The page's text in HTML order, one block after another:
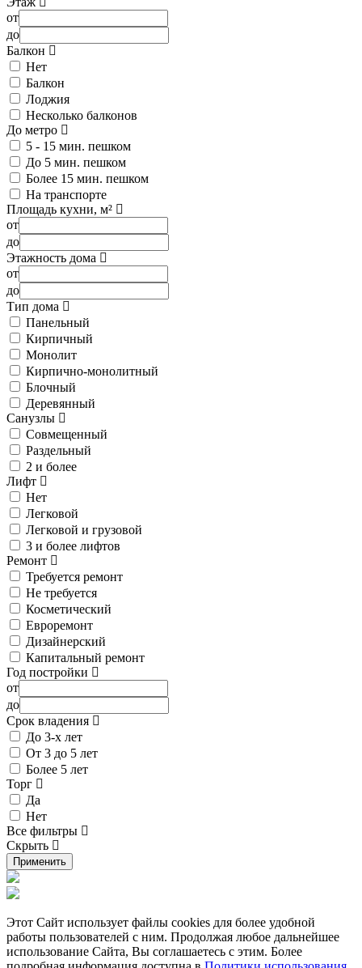
от
до
Балкон
Нет
Балкон
Лоджия
Несколько балконов
До метро
5 - 15 мин. пешком
До 5 мин. пешком
Более 15 мин. пешком
На транспорте
Площадь кухни, м²
от
до
Этажность дома
от
до
Тип дома
Панельный
Кирпичный
Монолит
Кирпично-монолитный
Блочный
Деревянный
Санузлы
Совмещенный
Раздельный
2 и более
Лифт
Нет
Легковой
Легковой и грузовой
3 и более лифтов
Ремонт
Требуется ремонт
Не требуется
Косметический
Евроремонт
Дизайнерский
Капитальный ремонт
Год постройки
от
до
Срок владения
До 3-х лет
От 3 до 5 лет
Более 5 лет
Торг
Да
Нет
Все фильтры
Скрыть
Применить
Этот Сайт использует файлы cookies для более удобной
работы пользователей с ним. Продолжая любое дальнейшее
использование Сайта, Вы соглашаетесь с этим. Более